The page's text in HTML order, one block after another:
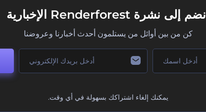
انضم إلى نشرة Renderforest الإخبارية
كن من بين أوائل من يستلمون أحدث أخبارنا وعروضنا
يمكنك إلغاء اشتراكك بسهولة في أي وقت.